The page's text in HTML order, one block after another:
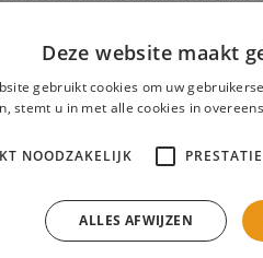
Deze website maakt
gebruikt cookies om uw
stemt u in met alle cookies in
NOODZAKELIJK PRESTATIE
ALLES AFWIJZEN